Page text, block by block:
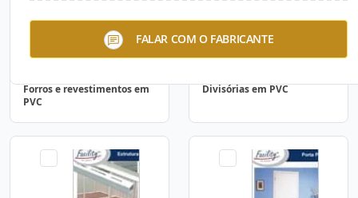
FALAR COM O FABRICANTE
Forros e revestimentos em
PVC
Divisórias em PVC